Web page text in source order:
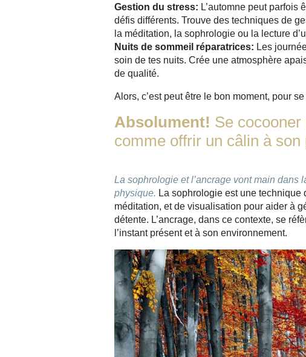
Gestion du stress: L’automne peut parfois
défis différents. Trouve des techniques de
la méditation, la sophrologie ou la lecture
Nuits de sommeil réparatrices: Les
soin de tes nuits. Crée une atmosphère
de qualité.
Alors, c’est peut être le bon moment, pour
Absolument! Se cocooner
comme offrir un câlin à son
La sophrologie et l’ancrage vont main dans
physique. La sophrologie est une
méditation, et de visualisation pour aider à
détente. L’ancrage, dans ce contexte, se
l’instant présent et à son environnement.